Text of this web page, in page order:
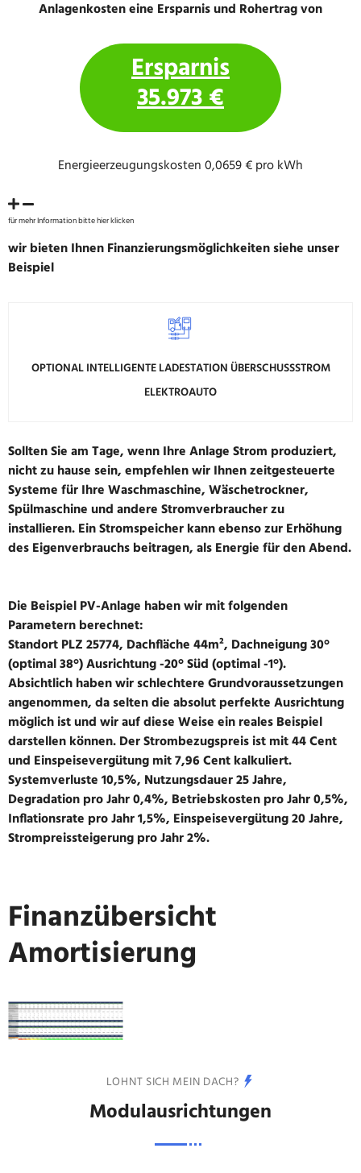
Anlagenkosten eine Ersparnis und Rohertrag von
Ersparnis
35.973 €
Energieerzeugungskosten 0,0659 € pro kWh
für mehr Information bitte hier klicken
wir bieten Ihnen Finanzierungsmöglichkeiten siehe unser
Beispiel
OPTIONAL INTELLIGENTE LADESTATION ÜBERSCHUSSSTROM E
LEKTROAUTO
Sollten Sie am Tage, wenn Ihre Anlage Strom produziert,
nicht zu hause sein, empfehlen wir Ihnen zeitgesteuerte
Systeme für Ihre Waschmaschine, Wäschetrockner,
Spülmaschine und andere Stromverbraucher zu
installieren. Ein Stromspeicher kann ebenso zur Erhöhung
des Eigenverbrauchs beitragen, als Energie für den Abend.
Die Beispiel PV-Anlage haben wir mit folgenden
Parametern berechnet:
Standort PLZ 25774, Dachfläche 44m², Dachneigung 30°
(optimal 38°) Ausrichtung -20° Süd (optimal -1°).
Absichtlich haben wir schlechtere Grundvoraussetzungen
angenommen, da selten die absolut perfekte Ausrichtung
möglich ist und wir auf diese Weise ein reales Beispiel
darstellen können. Der Strombezugspreis ist mit 44 Cent
und Einspeisevergütung mit 7,96 Cent kalkuliert.
Systemverluste 10,5%, Nutzungsdauer 25 Jahre,
Degradation pro Jahr 0,4%, Betriebskosten pro Jahr 0,5%,
Inflationsrate pro Jahr 1,5%, Einspeisevergütung 20 Jahre,
Strompreissteigerung pro Jahr 2%.
Finanzübersicht
Amortisierung
LOHNT SICH MEIN DACH?
Modulausrichtungen